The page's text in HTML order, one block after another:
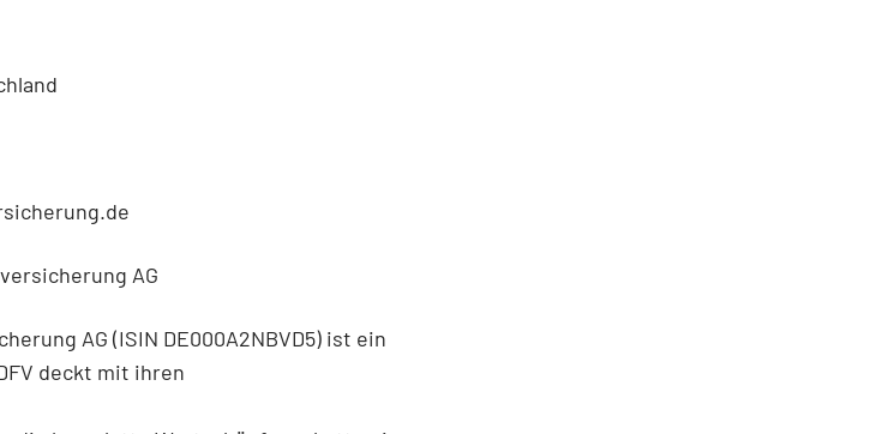
AG
AG (ISIN DE000A2NBVD5) ist ein
deckt mit ihren